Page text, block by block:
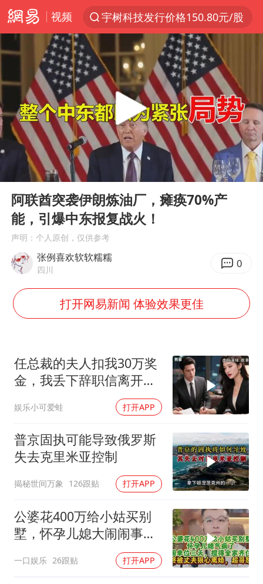
视频
宇树科技发行价格150.80元/股
中方回应是否开采太平洋海底稀土资源
外交部发言人就广岛核爆81周年等答记者问
昆明石林火把节
台风白海豚影响中国已成定局
我国编制完成新版全月地质图
感觉全东北都在等7号
扎哈罗娃批广岛市长不提美国原子弹
女子利用漏洞0元薅走3000多件家电
村民谈“梅姨”：叫的其实是“媒姨”
关之琳否认与27岁模特的恋情
奋进开新局 实干挑大梁
Play
00:00 08:04
阿联酋突袭伊朗炼油厂，瘫痪70%产
能，引爆中东报复战火！
声明：个人原创，仅供参考
张例喜欢软软糯糯
四川 0
打开网易新闻 体验效果更佳
任总裁的夫人扣我30万奖
金，我丢下辞职信离开，
当晚她慌忙问：甲方只和
你签约
娱乐小可爱蛙 打开APP
普京固执可能导致俄罗斯
失去克里米亚控制
揭秘世间万象 126跟贴 打开APP
公婆花400万给小姑买别
墅，怀孕儿媳大闹闹事，
一口娱乐 26跟贴 打开APP